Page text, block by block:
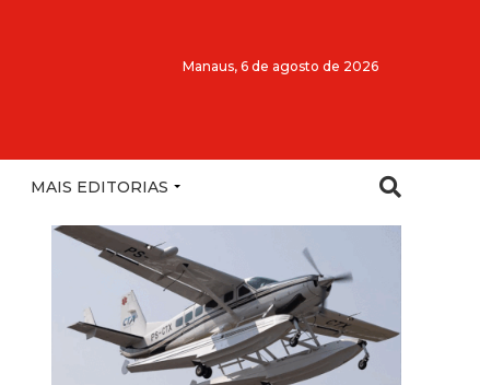
Manaus, 6 de agosto de 2026
MAIS EDITORIAS